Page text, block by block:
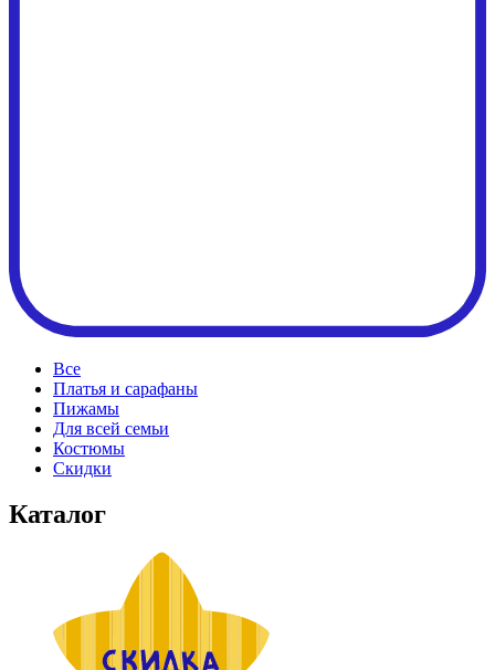
Все
Платья и сарафаны
Пижамы
Для всей семьи
Костюмы
Cкидки
Каталог